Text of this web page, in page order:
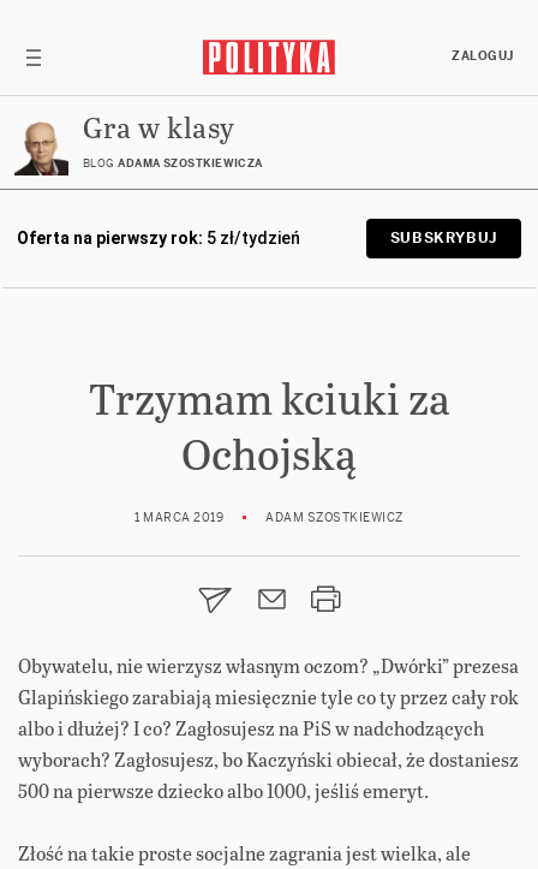
ZALOGUJ
Gra w klasy
BLOG ADAMA SZOSTKIEWICZA
Oferta na pierwszy rok: 5 zł/tydzień SUBSKRYBUJ
Trzymam kciuki za
Ochojską
1 MARCA 2019 ADAM SZOSTKIEWICZ
Obywatelu, nie wierzysz własnym oczom? „Dwórki” prezesa
Glapińskiego zarabiają miesięcznie tyle co ty przez cały rok
albo i dłużej? I co? Zagłosujesz na PiS w nadchodzących
wyborach? Zagłosujesz, bo Kaczyński obiecał, że dostaniesz
500 na pierwsze dziecko albo 1000, jeśliś emeryt.
Złość na takie proste socjalne zagrania jest wielka, ale